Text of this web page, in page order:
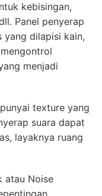
kebisingan,
Panel penyerap
yang dilapisi kain,
menjadi
texture yang
suara dapat
layaknya ruang
atau Noise